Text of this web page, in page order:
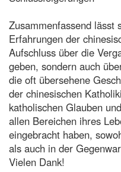
Zusammenfassend lässt
Erfahrungen der
Aufschluss über die
geben, sondern auch
die oft übersehene
der chinesischen
katholischen Glauben
allen Bereichen ihres
eingebracht haben,
als auch in der
Vielen Dank!